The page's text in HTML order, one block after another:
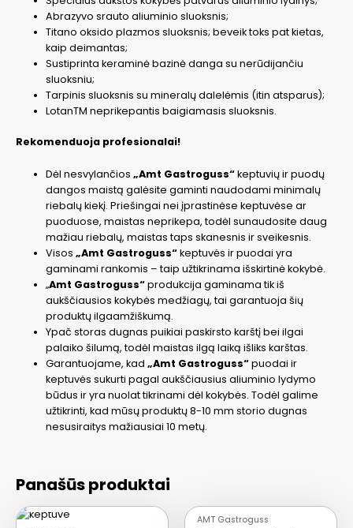
Abrazyvo srauto aliuminio sluoksnis;
Titano oksido plazmos sluoksnis; beveik toks pat kietas,
kaip deimantas;
Sustiprinta keraminė bazinė danga su nerūdijančiu
sluoksniu;
Tarpinis sluoksnis su mineralų dalelėmis (itin atsparus);
LotanTM neprikepantis baigiamasis sluoksnis.
Rekomenduoja profesionalai!
Dėl nesvylančios„Amt Gastroguss“keptuvių ir puodų
dangos maistą galėsite gaminti naudodami minimalų
riebalų kiekį. Priešingai nei įprastinėse keptuvėse ar
puoduose, maistas neprikepa, todėl sunaudosite daug
mažiau riebalų, maistas taps skanesnis ir sveikesnis.
Visos„Amt Gastroguss“keptuvės ir puodai yra
gaminami rankomis – taip užtikrinama išskirtinė kokybė.
„Amt Gastroguss“produkcija gaminama tik iš
aukščiausios kokybės medžiagų, tai garantuoja šių
produktų ilgaamžiškumą.
Ypač storas dugnas puikiai paskirsto karštį bei ilgai
palaiko šilumą, todėl maistas ilgą laiką išliks karštas.
Garantuojame, kad„Amt Gastroguss“puodai ir
keptuvės sukurti pagal aukščiausius aliuminio lydymo
būdus ir yra nuolat tikrinami dėl kokybės. Todėl galime
užtikrinti, kad mūsų produktų 8-10 mm storio dugnas
nesusiraitys mažiausiai 10 metų.
Panašūs produktai
IŠPARDUOTA
AMT Gastroguss